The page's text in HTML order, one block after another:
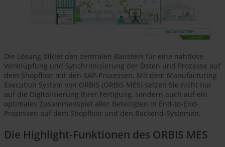
Die Lösung bildet den zentralen Baustein für eine nahtlose
Verknüpfung und Synchronisierung der Daten und Prozesse auf
dem Shopfloor mit den SAP-Prozessen. Mit dem Manufacturing
Execution System von ORBIS (ORBIS MES) setzen Sie nicht nur
auf die Digitalisierung Ihrer Fertigung, sondern auch auf ein
optimales Zusammenspiel aller Beteiligten in End-to-End-
Prozessen auf dem Shopfloor und den Backend-Systemen.
Die Highlight-Funktionen des ORBIS MES